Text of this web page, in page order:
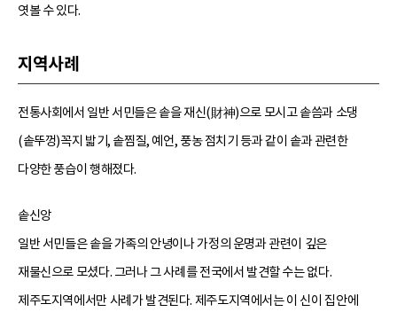
엿볼 수 있다.
지역사례
전통사회에서 일반 서민들은 솥을 재신(財神)으로 모시고 솥씀과 소댕
(솥뚜껑)꼭지 밟기, 솥찜질, 예언, 풍농 점치기 등과 같이 솥과 관련한
다양한 풍습이 행해졌다.
솥신앙
일반 서민들은 솥을 가족의 안녕이나 가정의 운명과 관련이 깊은
재물신으로 모셨다. 그러나 그 사례를 전국에서 발견할 수는 없다.
제주도지역에서만 사례가 발견된다. 제주도지역에서는 이 신이 집안에